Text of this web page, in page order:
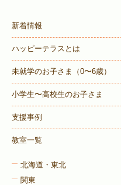
新着情報
ハッピーテラスとは
未就学のお子さま （0〜6歳）
小学生〜高校生のお子さま
支援事例
教室一覧
北海道・東北
関東